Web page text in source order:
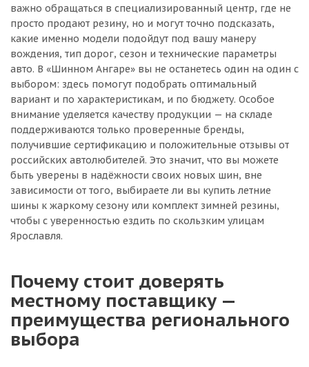
важно обращаться в специализированный центр, где не
просто продают резину, но и могут точно подсказать,
какие именно модели подойдут под вашу манеру
вождения, тип дорог, сезон и технические параметры
авто. В «Шинном Ангаре» вы не останетесь один на один с
выбором: здесь помогут подобрать оптимальный
вариант и по характеристикам, и по бюджету. Особое
внимание уделяется качеству продукции — на складе
поддерживаются только проверенные бренды,
получившие сертификацию и положительные отзывы от
российских автолюбителей. Это значит, что вы можете
быть уверены в надёжности своих новых шин, вне
зависимости от того, выбираете ли вы купить летние
шины к жаркому сезону или комплект зимней резины,
чтобы с уверенностью ездить по скользким улицам
Ярославля.
Почему стоит доверять
местному поставщику —
преимущества регионального
выбора